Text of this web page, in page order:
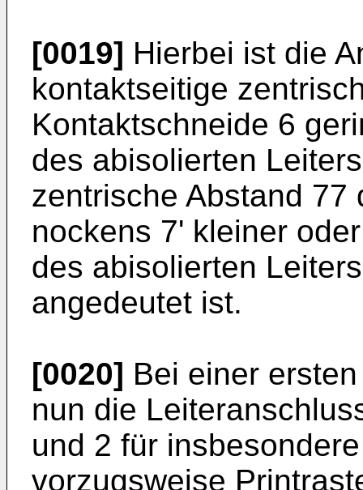
[0019] Hierbei ist die
kontaktseitige
Kontaktschneide 6
des abisolierten
zentrische Abstand 77
nockens 7' kleiner
des abisolierten
angedeutet ist.
[0020] Bei einer
nun die
und 2 für
vorzugsweise